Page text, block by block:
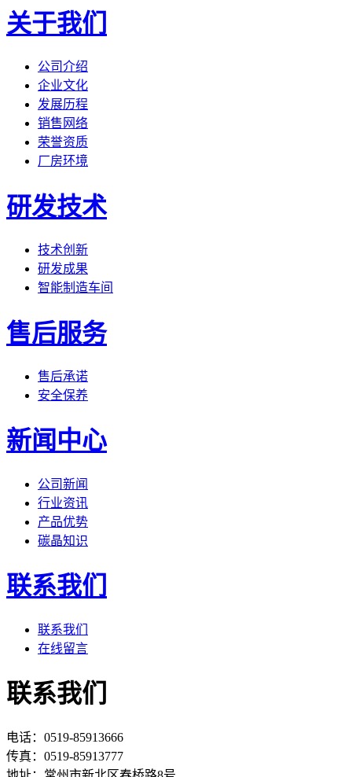
关于我们
公司介绍
企业文化
发展历程
销售网络
荣誉资质
厂房环境
研发技术
技术创新
研发成果
智能制造车间
售后服务
售后承诺
安全保养
新闻中心
公司新闻
行业资讯
产品优势
碳晶知识
联系我们
联系我们
在线留言
联系我们
电话：0519-85913666
传真：0519-85913777